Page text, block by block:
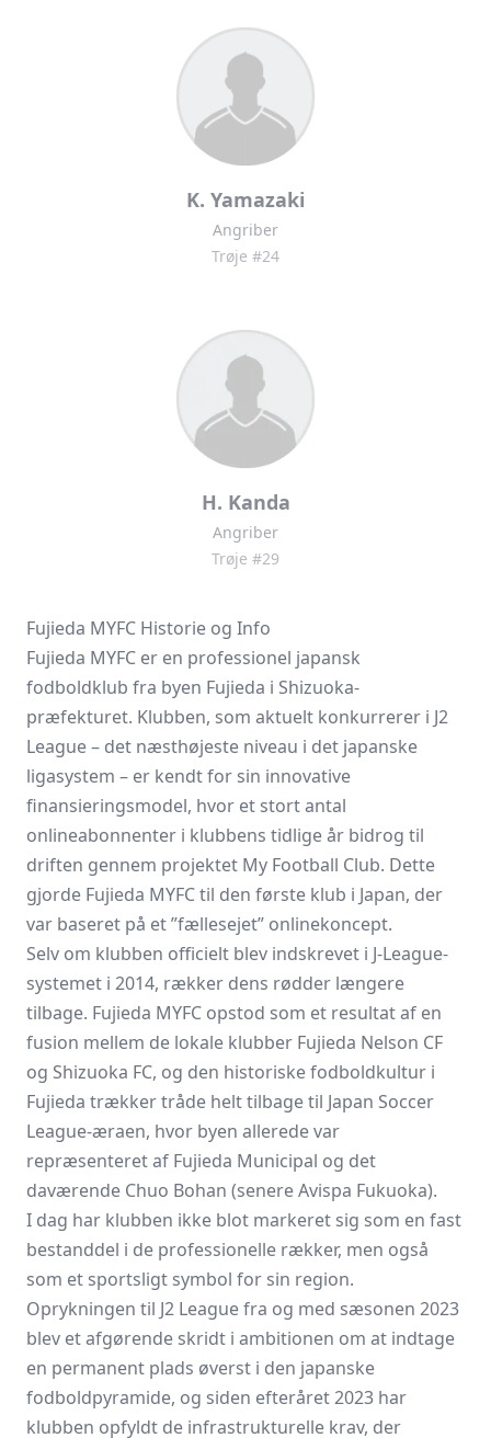
K. Yamazaki
Angriber
Trøje #24
H. Kanda
Angriber
Trøje #29
Fujieda MYFC Historie og Info
Fujieda MYFC er en professionel japansk
fodboldklub fra byen Fujieda i Shizuoka-
præfekturet. Klubben, som aktuelt konkurrerer i J2
League– det næsthøjeste niveau i det japanske
ligasystem – er kendt for sin innovative
finansieringsmodel, hvor et stort antal
onlineabonnenter i klubbens tidlige år bidrog til
driften gennem projektet My Football Club. Dette
gjorde Fujieda MYFC til den første klub i Japan, der
var baseret på et ”fællesejet” onlinekoncept.
Selv om klubben officielt blev indskrevet i J-League-
systemet i 2014, rækker dens rødder længere
tilbage. Fujieda MYFC opstod som et resultat af en
fusion mellem de lokale klubber Fujieda Nelson CF
og Shizuoka FC, og den historiske fodboldkultur i
Fujieda trækker tråde helt tilbage til Japan Soccer
League-æraen, hvor byen allerede var
repræsenteret af Fujieda Municipal og det
daværende Chuo Bohan (senere Avispa Fukuoka).
I dag har klubben ikke blot markeret sig som en fast
bestanddel i de professionelle rækker, men også
som et sportsligt symbol for sin region.
Oprykningen til J2 League fra og med sæsonen 2023
blev et afgørende skridt i ambitionen om at indtage
en permanent plads øverst i den japanske
fodboldpyramide, og siden efteråret 2023 har
klubben opfyldt de infrastrukturelle krav, der